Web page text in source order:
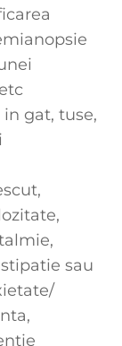
in gat, tuse,
sau